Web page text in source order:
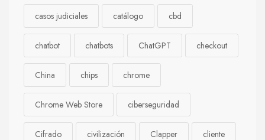
casos judiciales catálogo cbd
chatbot chatbots ChatGPT checkout
China chips chrome
Chrome Web Store ciberseguridad
Cifrado civilización Clapper cliente